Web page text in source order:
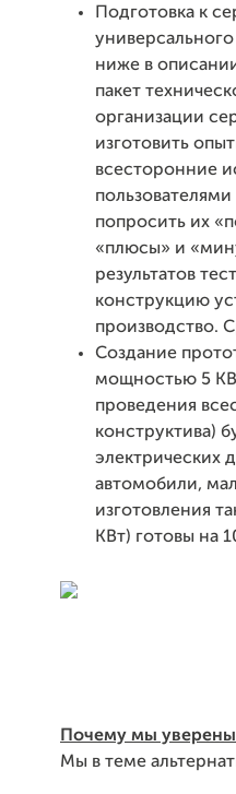
Подготовка к
ниже в
пакет
организации
изготовить
всесторонние
попросить их
«плюсы» и
результатов
конструкцию
производство.
Создание
мощностью 5
проведения
конструктива)
электрических
автомобили,
изготовления
КВт) готовы на
Почему мы уверены
Мы в теме